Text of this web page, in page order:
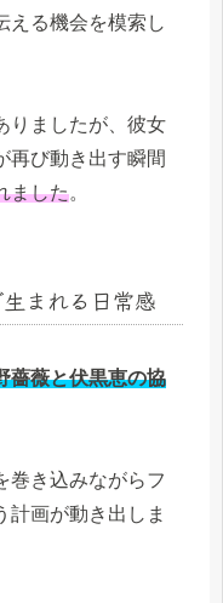
える機会を模索し
りましたが、彼女
再び動き出す瞬間
ました。
まれる日常感
薔薇と伏黒恵の協
巻き込みながらフ
計画が動き出しま